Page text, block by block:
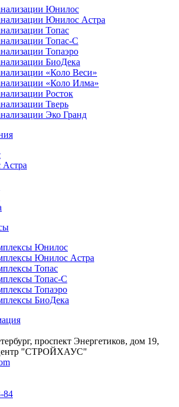
Юнилос
Юнилос Астра
Топас
Топас-С
Топаэро
БиоДека
«Коло Веси»
«Коло Илма»
Росток
Тверь
Эко Гранд
Юнилос
Юнилос Астра
Топас
Топас-С
Топаэро
БиоДека
проспект Энергетиков, дом 19,
"СТРОЙХАУС"
84